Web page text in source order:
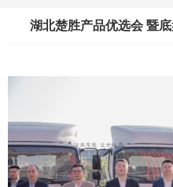
湖北楚胜产品优选会 暨